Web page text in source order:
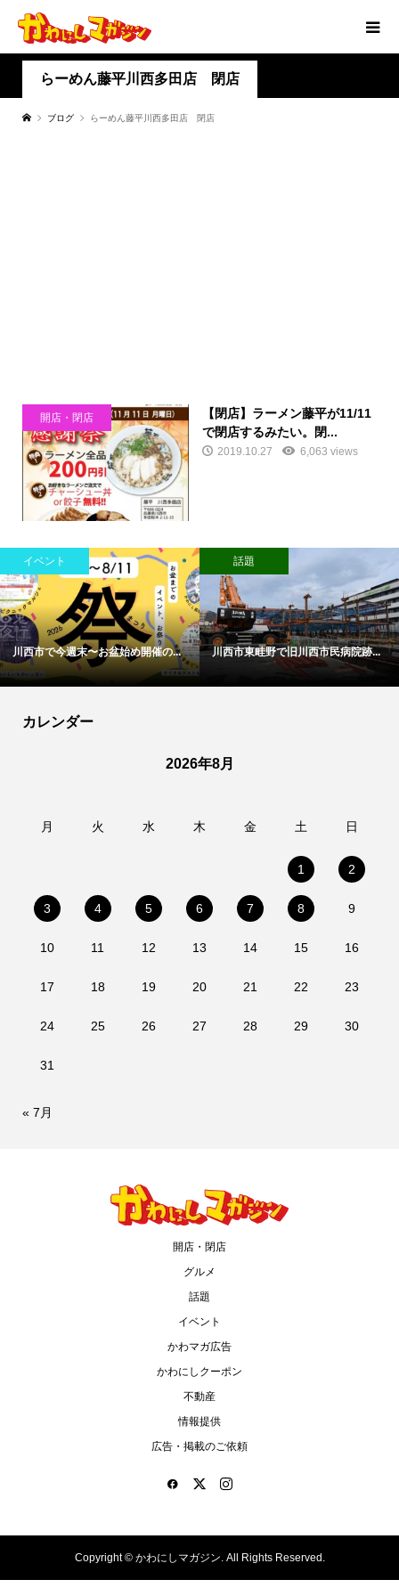
らーめん藤平川西多田店 閉店
ブログ らーめん藤平川西多田店 閉店
開店・閉店
【閉店】ラーメン藤平が11/11
で閉店するみたい。閉...
2019.10.27 6,063 views
イベント
川西市で今週末〜お盆始め開催の...
話題
川西市東畦野で旧川西市民病院跡...
カレンダー
2026年8月
月 火 水 木 金 土 日
1 2
3 4 5 6 7 8 9
10 11 12 13 14 15 16
17 18 19 20 21 22 23
24 25 26 27 28 29 30
31
« 7月
開店・閉店
グルメ
話題
イベント
かわマガ広告
かわにしクーポン
不動産
情報提供
広告・掲載のご依頼
Copyright ©かわにしマガジン. All Rights Reserved.